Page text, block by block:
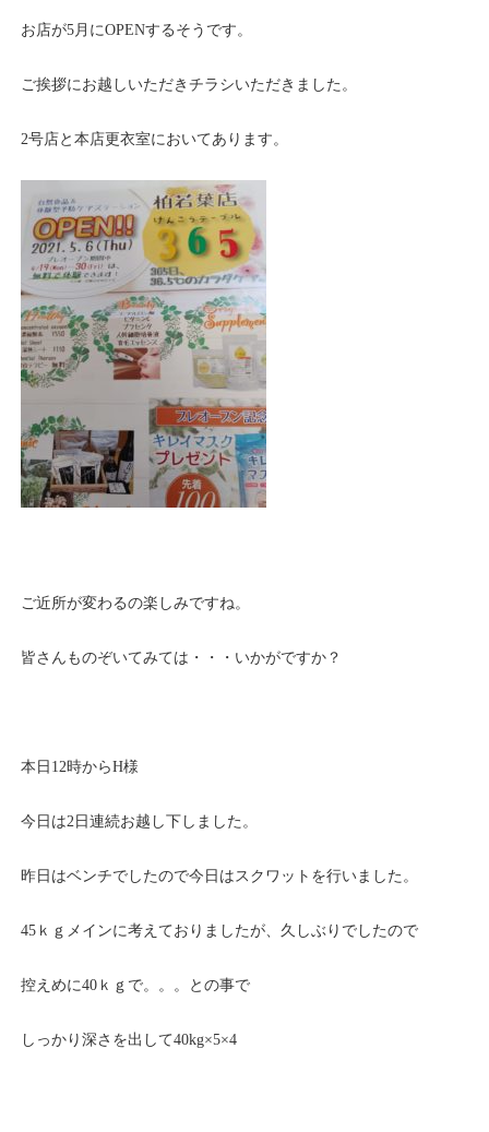
お店が5月にOPENするそうです。
ご挨拶にお越しいただきチラシいただきました。
2号店と本店更衣室においてあります。
ご近所が変わるの楽しみですね。
皆さんものぞいてみては・・・いかがですか？
本日12時からH様
今日は2日連続お越し下しました。
昨日はベンチでしたので今日はスクワットを行いました。
45ｋｇメインに考えておりましたが、久しぶりでしたので
控えめに40ｋｇで。。。との事で
しっかり深さを出して40kg×5×4